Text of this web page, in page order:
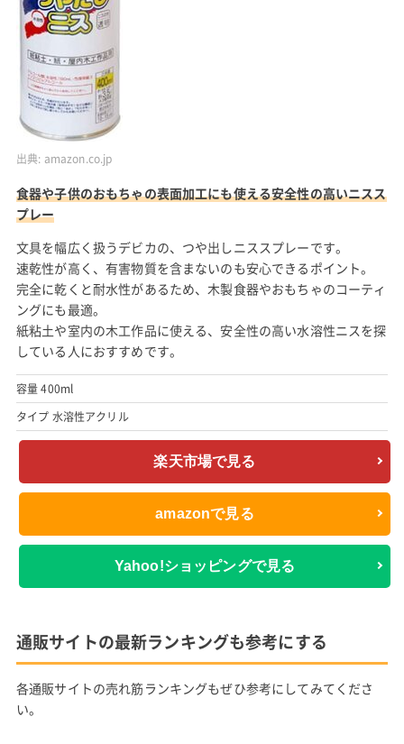
出典: amazon.co.jp
食器や子供のおもちゃの表面加工にも使える安全性の高いニスス
プレー
文具を幅広く扱うデビカの、つや出しニススプレーです。
速乾性が高く、有害物質を含まないのも安心できるポイント。
完全に乾くと耐水性があるため、木製食器やおもちゃのコーティ
ングにも最適。
紙粘土や室内の木工作品に使える、安全性の高い水溶性ニスを探
している人におすすめです。
容量 400ml
タイプ 水溶性アクリル
楽天市場で見る
amazonで見る
Yahoo!ショッピングで見る
通販サイトの最新ランキングも参考にする
各通販サイトの売れ筋ランキングもぜひ参考にしてみてくださ
い。